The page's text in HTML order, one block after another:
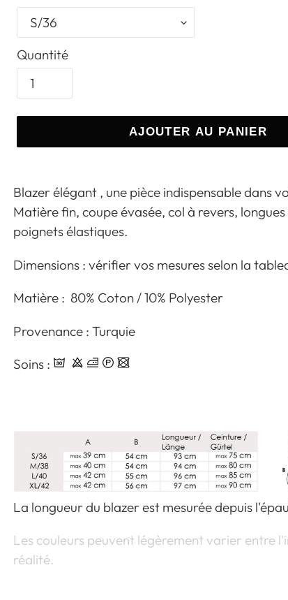
Quantité
AJOUTER AU PANIER
d'un
produit
à
panier
Blazer élégant , une pièce indispensable dans
Matière fin, coupe évasée, col à revers,
poignets élastiques.
Dimensions : vérifier vos mesures selon la
Matière : 80% Coton / 10% Polyester
Provenance : Turquie
Soins :
La longueur du blazer est mesurée depuis
Les couleurs peuvent légèrement varier entre
réalité.